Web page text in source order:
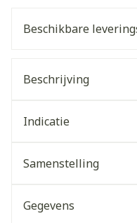
Beschikbare
Beschrijving
Indicatie
Samenstelling
Gegevens